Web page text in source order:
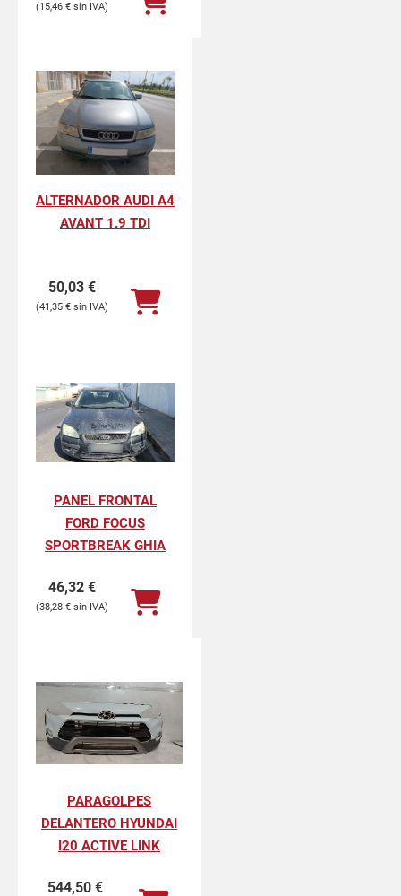
15,46 €
ALTERNADOR AUDI A4
AVANT 1.9 TDI
50,03 €
41,35 €
PANEL FRONTAL
FORD FOCUS
SPORTBREAK GHIA
46,32 €
38,28 €
PARAGOLPES
DELANTERO HYUNDAI
I20 ACTIVE LINK
544,50 €